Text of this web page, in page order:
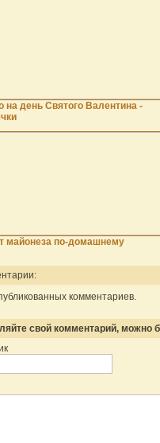
день Святого Валентина -
майонеза по-домашнему
комментариев.
свой комментарий, можно